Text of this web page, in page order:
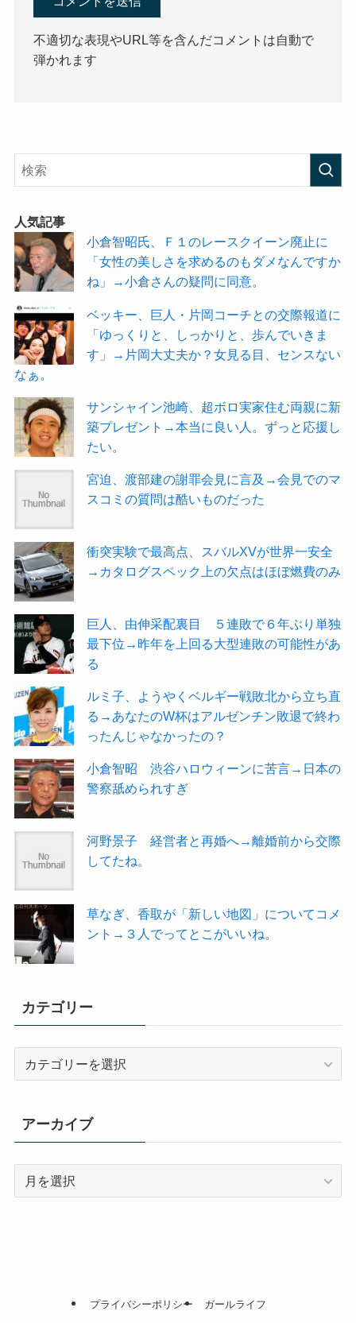
不適切な表現やURL等を含んだコメントは自動で
弾かれます
人気記事
小倉智昭氏、Ｆ１のレースクイーン廃止に
「女性の美しさを求めるのもダメなんですか
ね」→小倉さんの疑問に同意。
ベッキー、巨人・片岡コーチとの交際報道に
「ゆっくりと、しっかりと、歩んでいきま
す」→片岡大丈夫か？女見る目、センスない
なぁ。
サンシャイン池崎、超ボロ実家住む両親に新
築プレゼント→本当に良い人。ずっと応援し
たい。
宮迫、渡部建の謝罪会見に言及→会見でのマ
スコミの質問は酷いものだった
衝突実験で最高点、スバルXVが世界一安全
→カタログスペック上の欠点はほぼ燃費のみ
巨人、由伸采配裏目 ５連敗で６年ぶり単独
最下位→昨年を上回る大型連敗の可能性があ
る
ルミ子、ようやくベルギー戦敗北から立ち直
る→あなたのW杯はアルゼンチン敗退で終わ
ったんじゃなかったの？
小倉智昭 渋谷ハロウィーンに苦言→日本の
警察舐められすぎ
河野景子 経営者と再婚へ→離婚前から交際
してたね。
草なぎ、香取が「新しい地図」についてコメ
ント→３人でってとこがいいね。
カテゴリー
ー
アーカイブ
プライバシーポリシー ガールライフ